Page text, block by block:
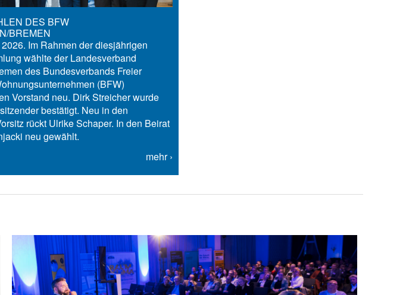
DES BFW
BREMEN
Im Rahmen der diesjährigen
wählte der Landesverband
des Bundesverbands Freier
(BFW)
Vorstand neu. Dirk Streicher wurde
bestätigt. Neu in den
rückt Ulrike Schaper. In den Beirat
neu gewählt.
mehr